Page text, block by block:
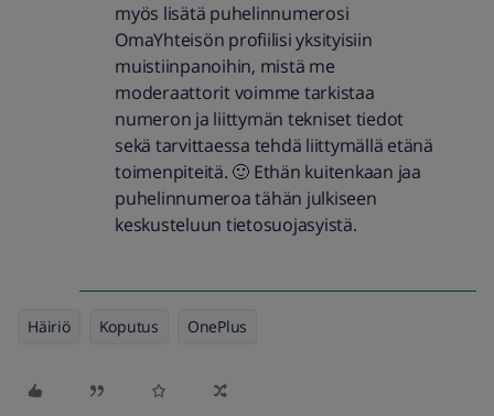
myös lisätä puhelinnumerosi
OmaYhteisön profiilisi yksityisiin
muistiinpanoihin, mistä me
moderaattorit voimme tarkistaa
numeron ja liittymän tekniset tiedot
sekä tarvittaessa tehdä liittymällä etänä
toimenpiteitä. 🙂 Ethän kuitenkaan jaa
puhelinnumeroa tähän julkiseen
keskusteluun tietosuojasyistä.
Häiriö Koputus OnePlus